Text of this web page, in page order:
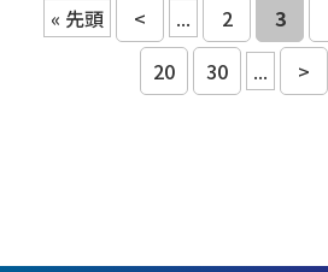
« 先頭 < ... 2 3
20
30 ... >